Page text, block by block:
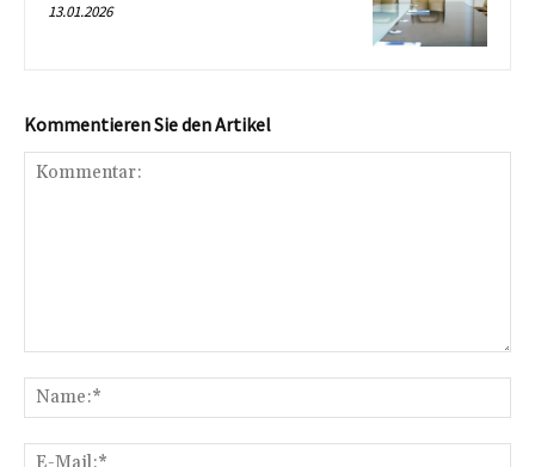
13.01.2026
Kommentieren Sie den Artikel